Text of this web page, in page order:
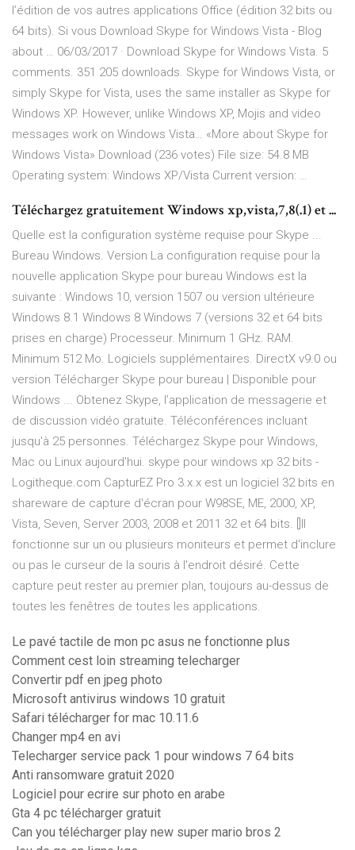
l’édition de vos autres applications Office (édition 32 bits ou
64 bits). Si vous Download Skype for Windows Vista - Blog
about … 06/03/2017 · Download Skype for Windows Vista. 5
comments. 351 205 downloads. Skype for Windows Vista, or
simply Skype for Vista, uses the same installer as Skype for
Windows XP. However, unlike Windows XP, Mojis and video
messages work on Windows Vista… «More about Skype for
Windows Vista» Download (236 votes) File size: 54.8 MB
Operating system: Windows XP/Vista Current version: …
Téléchargez gratuitement Windows xp,vista,7,8(.1) et ...
Quelle est la configuration système requise pour Skype ...
Bureau Windows. Version La configuration requise pour la
nouvelle application Skype pour bureau Windows est la
suivante : Windows 10, version 1507 ou version ultérieure
Windows 8.1 Windows 8 Windows 7 (versions 32 et 64 bits
prises en charge) Processeur. Minimum 1 GHz. RAM.
Minimum 512 Mo. Logiciels supplémentaires. DirectX v9.0 ou
version Télécharger Skype pour bureau | Disponible pour
Windows ... Obtenez Skype, l’application de messagerie et
de discussion vidéo gratuite. Téléconférences incluant
jusqu'à 25 personnes. Téléchargez Skype pour Windows,
Mac ou Linux aujourd’hui. skype pour windows xp 32 bits -
Logitheque.com CapturEZ Pro 3.x.x est un logiciel 32 bits en
shareware de capture d'écran pour W98SE, ME, 2000, XP,
Vista, Seven, Server 2003, 2008 et 2011 32 et 64 bits. []Il
fonctionne sur un ou plusieurs moniteurs et permet d'inclure
ou pas le curseur de la souris à l'endroit désiré. Cette
capture peut rester au premier plan, toujours au-dessus de
toutes les fenêtres de toutes les applications.
Le pavé tactile de mon pc asus ne fonctionne plus
Comment cest loin streaming telecharger
Convertir pdf en jpeg photo
Microsoft antivirus windows 10 gratuit
Safari télécharger for mac 10.11.6
Changer mp4 en avi
Telecharger service pack 1 pour windows 7 64 bits
Anti ransomware gratuit 2020
Logiciel pour ecrire sur photo en arabe
Gta 4 pc télécharger gratuit
Can you télécharger play new super mario bros 2